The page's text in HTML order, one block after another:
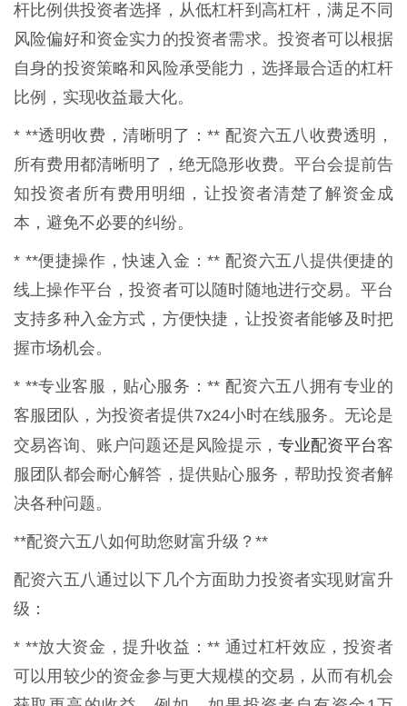
杆比例供投资者选择，从低杠杆到高杠杆，满足不同
风险偏好和资金实力的投资者需求。投资者可以根据
自身的投资策略和风险承受能力，选择最合适的杠杆
比例，实现收益最大化。
* **透明收费，清晰明了：** 配资六五八收费透明，
所有费用都清晰明了，绝无隐形收费。平台会提前告
知投资者所有费用明细，让投资者清楚了解资金成
本，避免不必要的纠纷。
* **便捷操作，快速入金：** 配资六五八提供便捷的
线上操作平台，投资者可以随时随地进行交易。平台
支持多种入金方式，方便快捷，让投资者能够及时把
握市场机会。
* **专业客服，贴心服务：** 配资六五八拥有专业的
客服团队，为投资者提供7x24小时在线服务。无论是
交易咨询、账户问题还是风险提示， 专业配资平台客
服团队都会耐心解答，提供贴心服务，帮助投资者解
决各种问题。
**配资六五八如何助您财富升级？**
配资六五八通过以下几个方面助力投资者实现财富升
级：
* **放大资金，提升收益：** 通过杠杆效应，投资者
可以用较少的资金参与更大规模的交易，从而有机会